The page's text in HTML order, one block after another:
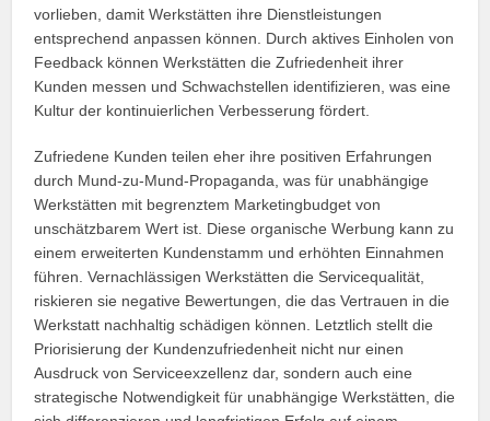
vorlieben, damit Werkstätten ihre Dienstleistungen
entsprechend anpassen können. Durch aktives Einholen von
Feedback können Werkstätten die Zufriedenheit ihrer
Kunden messen und Schwachstellen identifizieren, was eine
Kultur der kontinuierlichen Verbesserung fördert.
Zufriedene Kunden teilen eher ihre positiven Erfahrungen
durch Mund-zu-Mund-Propaganda, was für unabhängige
Werkstätten mit begrenztem Marketingbudget von
unschätzbarem Wert ist. Diese organische Werbung kann zu
einem erweiterten Kundenstamm und erhöhten Einnahmen
führen. Vernachlässigen Werkstätten die Servicequalität,
riskieren sie negative Bewertungen, die das Vertrauen in die
Werkstatt nachhaltig schädigen können. Letztlich stellt die
Priorisierung der Kundenzufriedenheit nicht nur einen
Ausdruck von Serviceexzellenz dar, sondern auch eine
strategische Notwendigkeit für unabhängige Werkstätten, die